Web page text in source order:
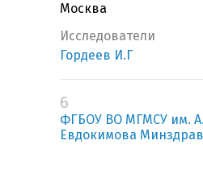
Москва
Исследователи
Гордеев И.Г
6
ФГБОУ ВО МГМСУ им.
Евдокимова